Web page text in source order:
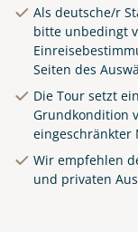
©
Als deutsche/r
bitte unbedingt
Seiten des
Die Tour setzt
Grundkondition
eingeschränkter
Wir empfehlen
und privaten